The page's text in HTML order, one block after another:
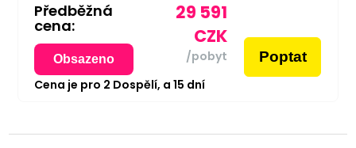
Předběžná
cena:
Obsazeno
29 591
CZK
/pobyt Poptat
Cena je pro 2 Dospělí, a 15 dní